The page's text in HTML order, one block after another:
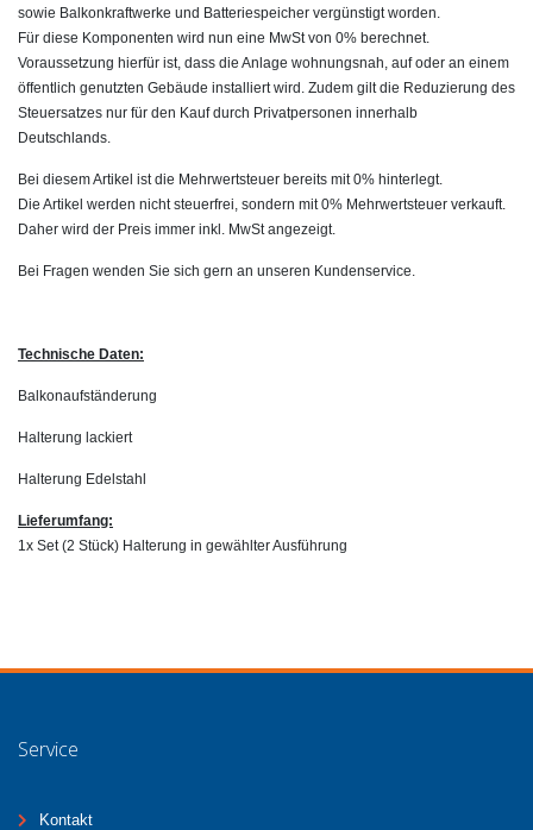
sowie Balkonkraftwerke und Batteriespeicher vergünstigt worden.
Für diese Komponenten wird nun eine MwSt von 0% berechnet.
Voraussetzung hierfür ist, dass die Anlage wohnungsnah, auf oder an einem
öffentlich genutzten Gebäude installiert wird. Zudem gilt die Reduzierung des
Steuersatzes nur für den Kauf durch Privatpersonen innerhalb
Deutschlands.
Bei diesem Artikel ist die Mehrwertsteuer bereits mit 0% hinterlegt.
Die Artikel werden nicht steuerfrei, sondern mit 0% Mehrwertsteuer verkauft.
Daher wird der Preis immer inkl. MwSt angezeigt.
Bei Fragen wenden Sie sich gern an unseren Kundenservice.
Technische Daten:
Balkonaufständerung
Halterung lackiert
Halterung Edelstahl
Lieferumfang:
1x Set (2 Stück) Halterung in gewählter Ausführung
Service
Kontakt